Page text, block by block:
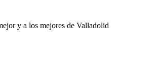
y a los mejores de Valladolid